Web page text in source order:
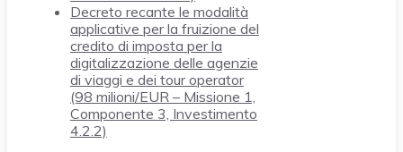
Decreto recante le modalità
applicative per la fruizione del
credito di imposta per la
digitalizzazione delle agenzie
di viaggi e dei tour operator
(98 milioni/EUR – Missione 1,
Componente 3, Investimento
4.2.2)